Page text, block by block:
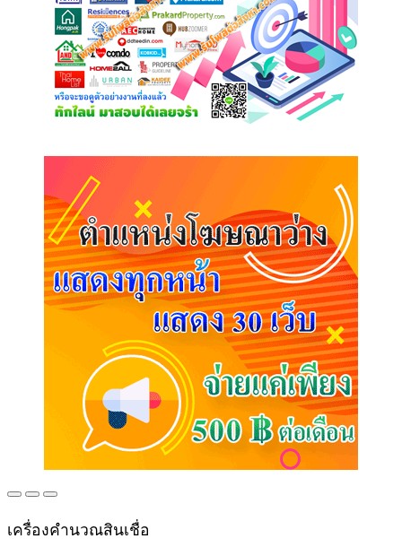
เครื่องคำนวณสินเชื่อ